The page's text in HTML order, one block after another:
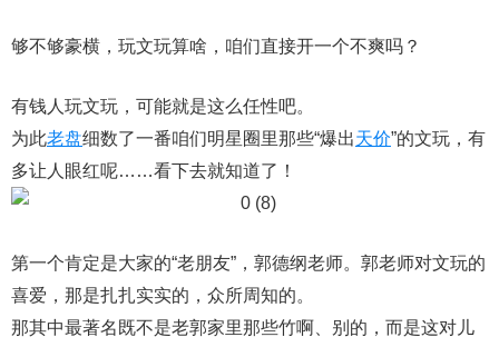
够不够豪横，玩文玩算啥，咱们直接开一个不爽吗？
有钱人玩文玩，可能就是这么任性吧。
为此老盘细数了一番咱们明星圈里那些“爆出天价”的文玩，有
多让人眼红呢……看下去就知道了！
第一个肯定是大家的“老朋友”，郭德纲老师。郭老师对文玩的
喜爱，那是扎扎实实的，众所周知的。
那其中最著名既不是老郭家里那些竹啊、别的，而是这对儿